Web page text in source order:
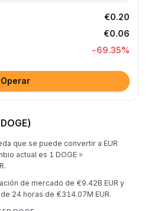
€0.20
€0.06
-69.35%
Operar
que se puede convertir a EUR
actual es 1 DOGE =
de mercado de €9.42B EUR y
24 horas de €314.07M EUR.